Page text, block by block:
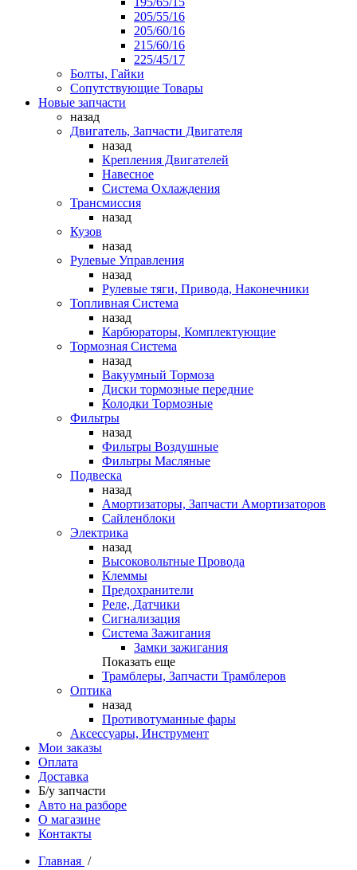
205/55/16
205/60/16
215/60/16
225/45/17
Болты, Гайки
Сопутствующие Товары
Новые запчасти
назад
Двигатель, Запчасти Двигателя
назад
Крепления Двигателей
Навесное
Система Охлаждения
Трансмиссия
назад
Кузов
назад
Рулевые Управления
назад
Рулевые тяги, Привода, Наконечники
Топливная Система
назад
Карбюраторы, Комплектующие
Тормозная Система
назад
Вакуумный Тормоза
Диски тормозные передние
Колодки Тормозные
Фильтры
назад
Фильтры Воздушные
Фильтры Масляные
Подвеска
назад
Амортизаторы, Запчасти Амортизаторов
Сайленблоки
Электрика
назад
Высоковольтные Провода
Клеммы
Предохранители
Реле, Датчики
Сигнализация
Система Зажигания
Замки зажигания
Показать еще
Трамблеры, Запчасти Трамблеров
Оптика
назад
Противотуманные фары
Аксессуары, Инструмент
Мои заказы
Оплата
Доставка
Б/у запчасти
Авто на разборе
О магазине
Контакты
Главная /